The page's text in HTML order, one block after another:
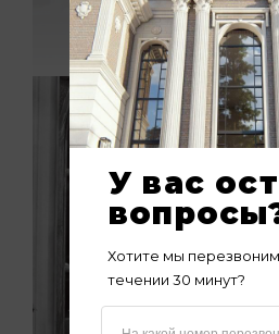
У вас
Хотите мы
течении 30 минут?